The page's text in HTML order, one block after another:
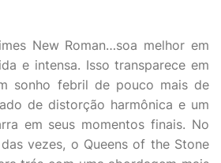
New Roman…soa melhor em
e intensa. Isso transparece em
sonho febril de pouco mais de
de distorção harmônica e um
em seus momentos finais. No
vezes, o Queens of the Stone